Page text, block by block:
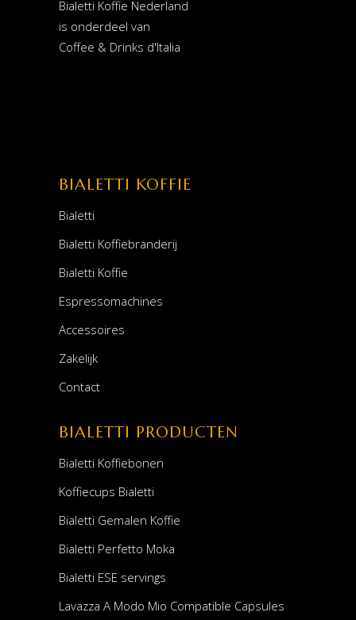
Bialetti Koffie Nederland
is onderdeel van
Coffee & Drinks d'Italia
BIALETTI KOFFIE
Bialetti
Bialetti Koffiebranderij
Bialetti Koffie
Espressomachines
Accessoires
Zakelijk
Contact
BIALETTI PRODUCTEN
Bialetti Koffiebonen
Koffiecups Bialetti
Bialetti Gemalen Koffie
Bialetti Perfetto Moka
Bialetti ESE servings
Lavazza A Modo Mio Compatible Capsules